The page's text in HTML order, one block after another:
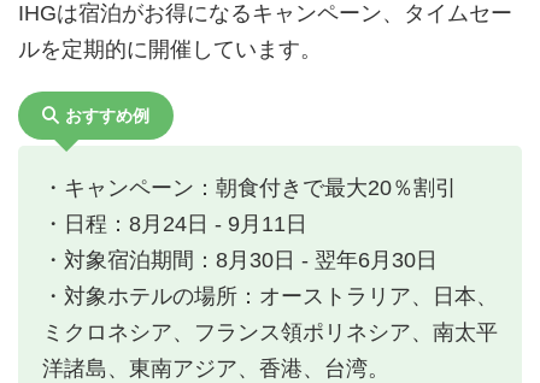
IHGは宿泊がお得になるキャンペーン、タイムセー
ルを定期的に開催しています。
おすすめ例
・キャンペーン：朝食付きで最大20％割引
・日程：8月24日 - 9月11日
・対象宿泊期間：8月30日 - 翌年6月30日
・対象ホテルの場所：オーストラリア、日本、
ミクロネシア、フランス領ポリネシア、南太平
洋諸島、東南アジア、香港、台湾。